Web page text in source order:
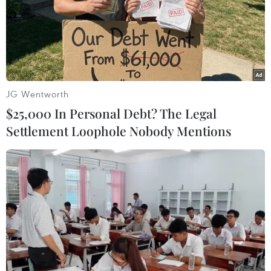
hơn hai tháng để khống chế dịch bệnh.
Giới chức nước này cho biết sẽ mở lại các
chuyến bay quốc tế vào tháng tới khi tiến trình
đưa công dân hồi hương kết thúc./.
JG Wentworth
$25,000 In Personal Debt? The Legal
Settlement Loophole Nobody Mentions